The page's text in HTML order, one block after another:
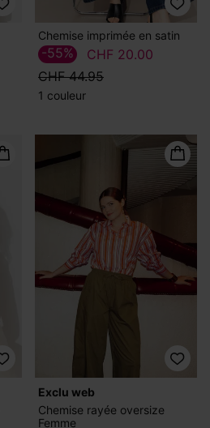
Chemise imprimée en satin
CHF 20.00
CHF 44.95
-55%
1 couleur
exclu web
Chemise rayée oversize
Femme